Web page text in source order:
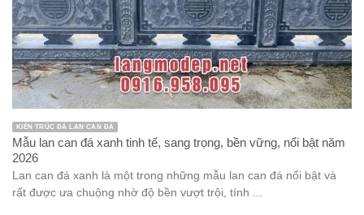
KIẾN TRÚC ĐÁ LAN CAN ĐÁ
Mẫu lan can đá xanh tinh tế, sang trọng, bền vững, nổi bật năm
2026
Lan can đá xanh là một trong những mẫu lan can đá nổi bật và
rất được ưa chuộng nhờ độ bền vượt trội, tính ...